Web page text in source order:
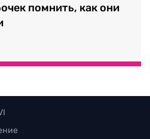
помнить, как они